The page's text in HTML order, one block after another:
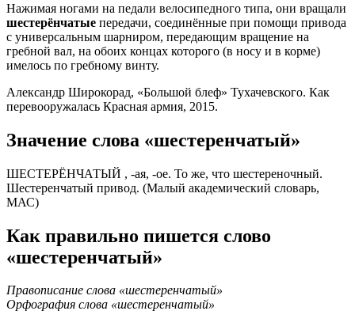
Нажимая ногами на педали велосипедного типа, они вращали
шестерёнчатые передачи, соединённые при помощи привода
с универсальным шарниром, передающим вращение на
гребной вал, на обоих концах которого (в носу и в корме)
имелось по гребному винту.
Александр Широкорад, «Большой блеф» Тухачевского. Как
перевооружалась Красная армия, 2015.
Значение слова «шестеренчатый»
ШЕСТЕРЁНЧАТЫЙ , -ая, -ое. То же, что шестереночный.
Шестеренчатый привод. (Малый академический словарь,
МАС)
Как правильно пишется слово
«шестеренчатый»
Правописание слова «шестеренчатый»
Орфография слова «шестеренчатый»